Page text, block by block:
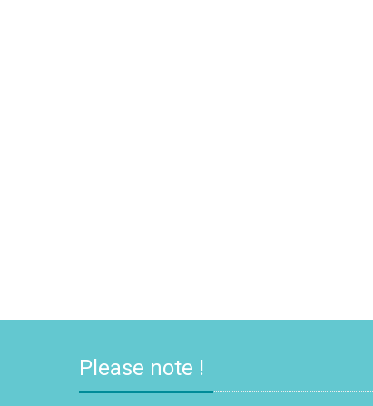
Please note !